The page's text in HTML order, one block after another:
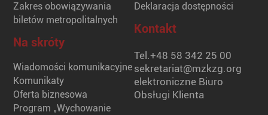
Zakres obowiązywania
biletów metropolitalnych
Na skróty
Wiadomości komunikacyjne
Komunikaty
Oferta biznesowa
Program „Wychowanie
Deklaracja dostępności
Kontakt
Tel.+48 58 342 25 00
sekretariat@mzkzg.org
elektroniczne Biuro
Obsługi Klienta